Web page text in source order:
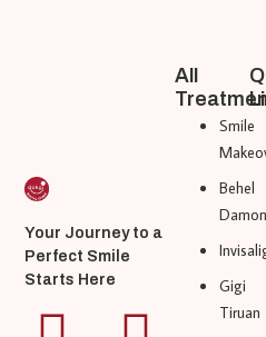
Your Journey to a
Perfect Smile
Starts Here
All
Smile
Behel
Damon
Gigi
Tiruan